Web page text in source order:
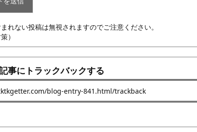
れない投稿は無視されますのでご注意ください。
）
事にトラックバックする